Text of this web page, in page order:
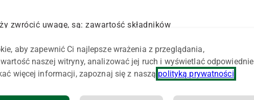
zwrócić uwagę, są: zawartość składników
nawozach dolistnych występują najczęściej w
lub tlenków. Każda z nich ma swoje
osadów, kłaczków, zmętnień i itp. Natomiast
i całkowicie rozpuszczać, nie tworząc żadnych
aby zapewnić Ci najlepsze wrażenia z przeglądania,
naszej witryny, analizować jej ruch i wyświetlać odpowiednie
więcej informacji, zapoznaj się z naszą polityką prywatności